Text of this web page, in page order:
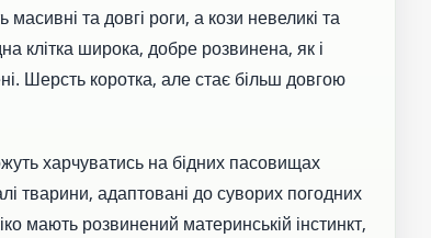
та довгі роги, а кози невеликі та
клітка широка, добре розвинена, як і
Шерсть коротка, але стає більш довгою
харчуватись на бідних пасовищах
тварини, адаптовані до суворих погодних
мають розвинений материнській інстинкт,